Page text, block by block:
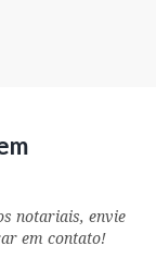
notariais, envie
em contato!